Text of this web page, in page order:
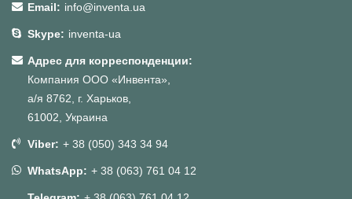
Email: info@inventa.ua
Skype: inventa-ua
Адрес для корреспонденции:
Компания ООО «Инвента»,
а/я 8762, г. Харьков,
61002, Украина
Viber: + 38 (050) 343 34 94
WhatsApp: + 38 (063) 761 04 12